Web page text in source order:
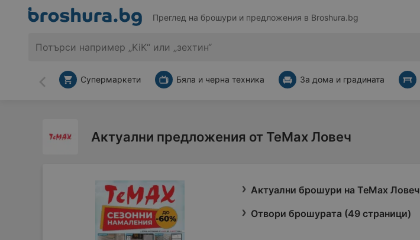
Преглед на брошури и предложения в Broshura.bg
Назад
Супермаркети Бяла и черна техника За дома и градината
Актуални предложения от TeMax Ловеч
Актуални брошури на TeMax Ловеч
Отвори брошурата (49 страници)